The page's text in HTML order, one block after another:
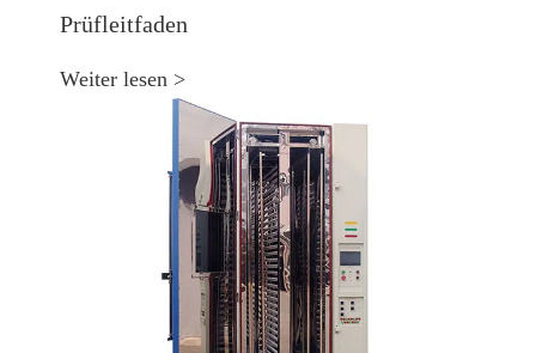
Prüfleitfaden
Weiter lesen >